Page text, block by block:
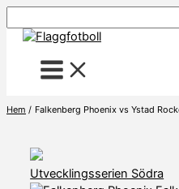
till
Hem Falkenberg Phoenix vs Ystad
Utvecklingsserien Södra